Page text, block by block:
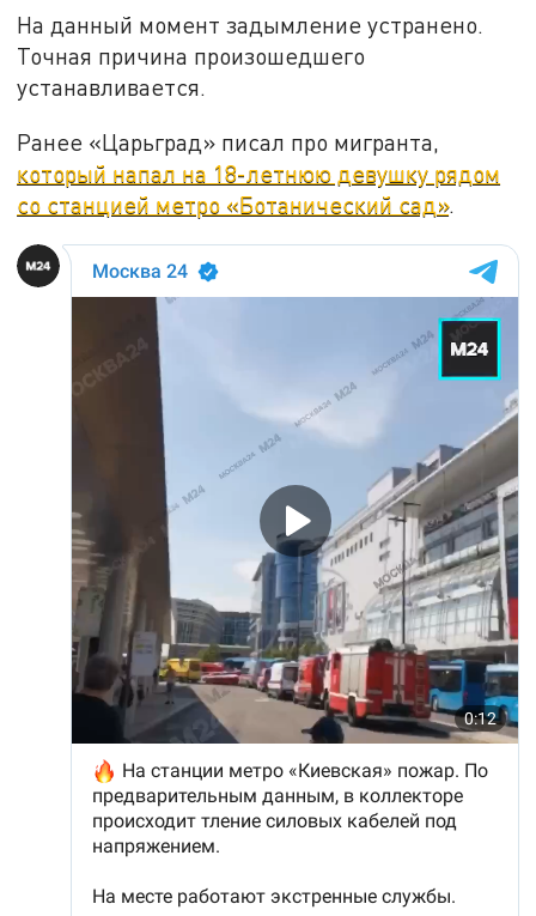
На данный момент задымление устранено.
Точная причина произошедшего
устанавливается.
Ранее «Царьград» писал про мигранта,
который напал на 18-летнюю девушку рядом
со станцией метро «Ботанический сад».